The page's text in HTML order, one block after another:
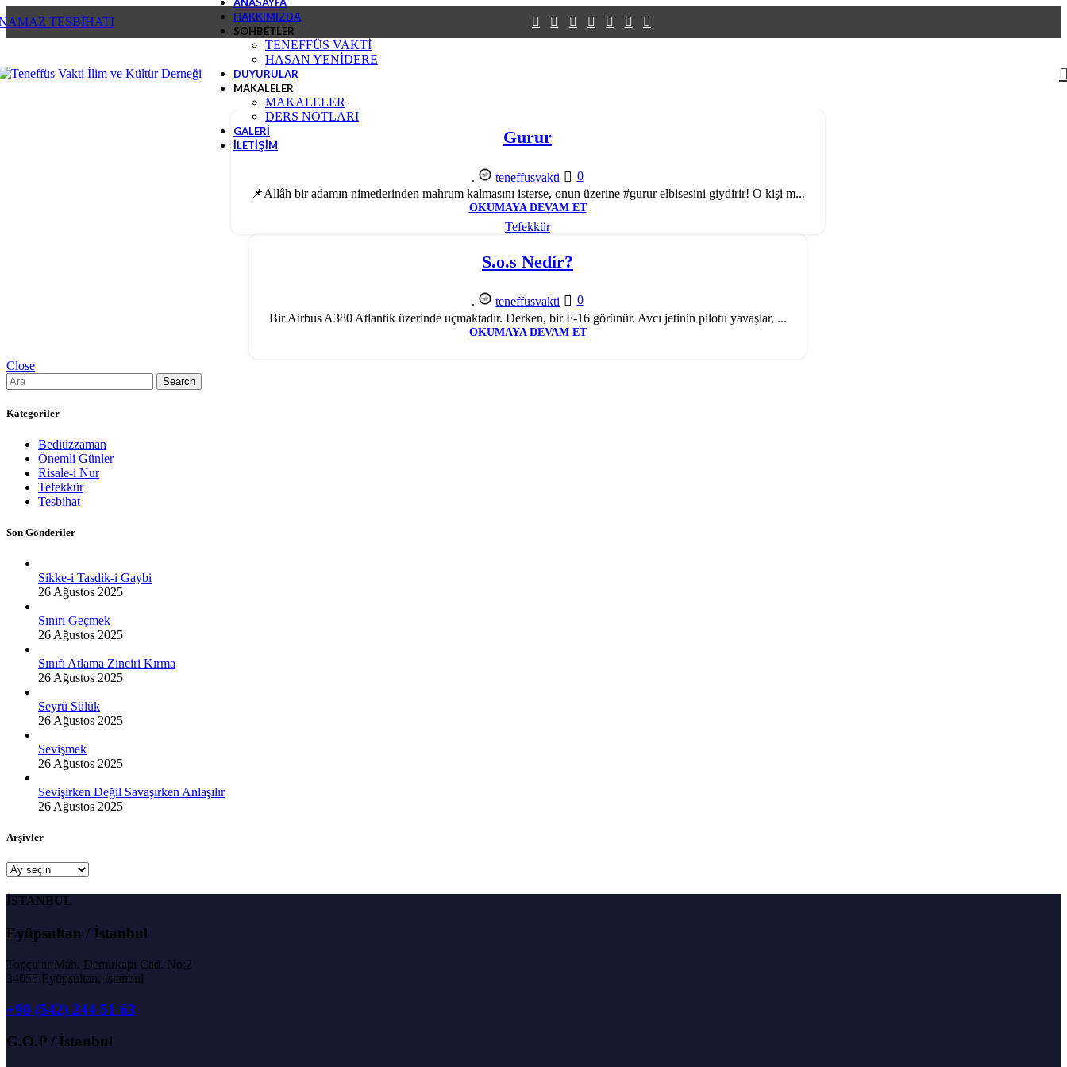
TESBİHATI
HAKKIMIZDA
SOHBETLER
TENEFFÜS VAKTİ
HASAN YENİDERE
DUYURULAR
MAKALELER
MAKALELER
DERS NOTLARI
GALERİ
İLETİŞİM
Gurur
. teneffusvakti
0
📌Allâh bir adamın nimetlerinden mahrum kalmasını isterse, onun üzerine #gurur elbisesini giydirir! O kişi m...
OKUMAYA DEVAM ET
Tefekkür
S.o.s Nedir?
. teneffusvakti
0
Bir Airbus A380 Atlantik üzerinde uçmaktadır. Derken, bir F-16 görünür. Avcı jetinin pilotu yavaşlar, ...
OKUMAYA DEVAM ET
Close
Search
Kategoriler
Bediüzzaman
Önemli Günler
Risale-i Nur
Tefekkür
Tesbihat
Son Gönderiler
Sikke-i Tasdik-i Gaybi
26 Ağustos 2025
Sınırı Geçmek
26 Ağustos 2025
Sınıfı Atlama Zinciri Kırma
26 Ağustos 2025
Seyrü Sülük
26 Ağustos 2025
Sevişmek
26 Ağustos 2025
Sevişirken Değil Savaşırken Anlaşılır
26 Ağustos 2025
Arşivler
Arşivler
İSTANBUL
Eyüpsultan / İstanbul
Topçular Mah. Demirkapı Cad. No:2
34055 Eyüpsultan, İstanbul
+90 (542) 244 51 63
G.O.P / İstanbul